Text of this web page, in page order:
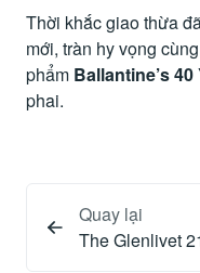
Thời khắc giao thừa
mới, tràn hy vọng
phẩm Ballantine’s 40
phai.
Quay lại
The Glenlivet